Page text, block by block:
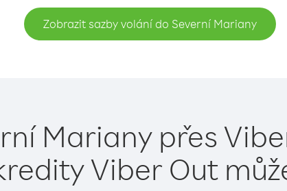
Zobrazit sazby volání do Severní Mariany
Mariany přes
Viber Out